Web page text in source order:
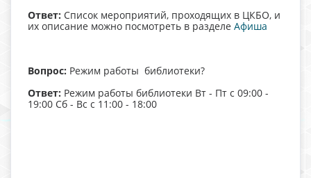
Ответ: Список мероприятий, проходящих в ЦКБО, и
их описание можно посмотреть в разделе Афиша
Вопрос: Режим работы библиотеки?
Ответ: Режим работы библиотеки Вт - Пт с 09:00 -
19:00 Сб - Вс с 11:00 - 18:00